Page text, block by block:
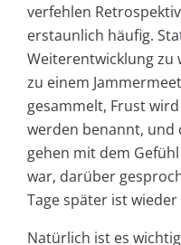
verfehlen
erstaunlich häufig.
Weiterentwicklung zu
zu einem
gesammelt, Frust
werden benannt, und
gehen mit dem
war, darüber
Tage später ist
Natürlich ist es